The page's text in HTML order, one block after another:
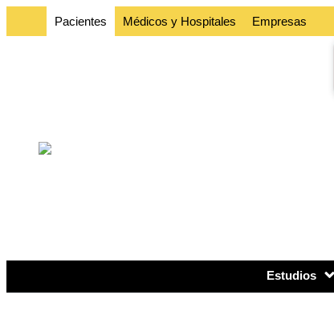
Pacientes Médicos y Hospitales Empresas
Estudios